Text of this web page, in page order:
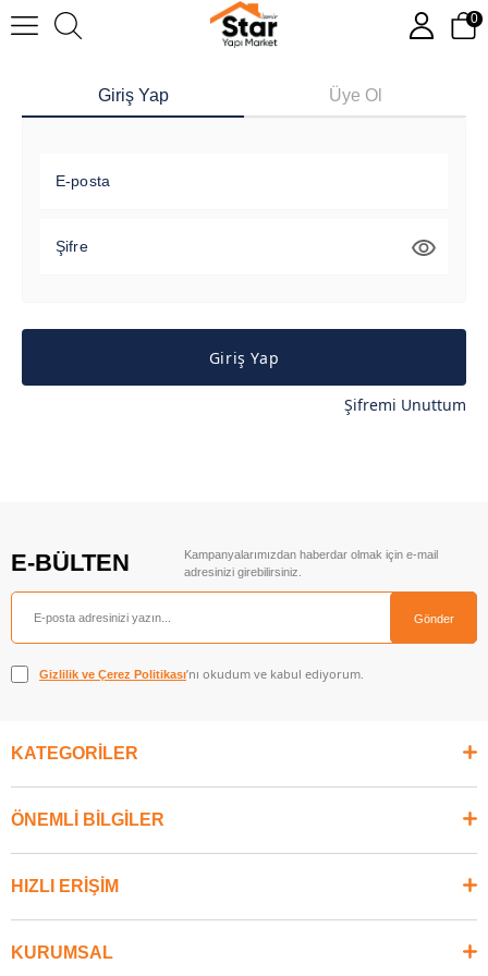
0
Giriş Yap Üye Ol
E-posta
Şifre
Giriş Yap
Şifremi Unuttum
E-BÜLTEN
Kampanyalarımızdan haberdar olmak için e-mail
adresinizi girebilirsiniz.
Gönder
Gizlilik ve Çerez Politikası’nı okudum ve kabul ediyorum.
KATEGORİLER
ÖNEMLİ BİLGİLER
HIZLI ERİŞİM
KURUMSAL